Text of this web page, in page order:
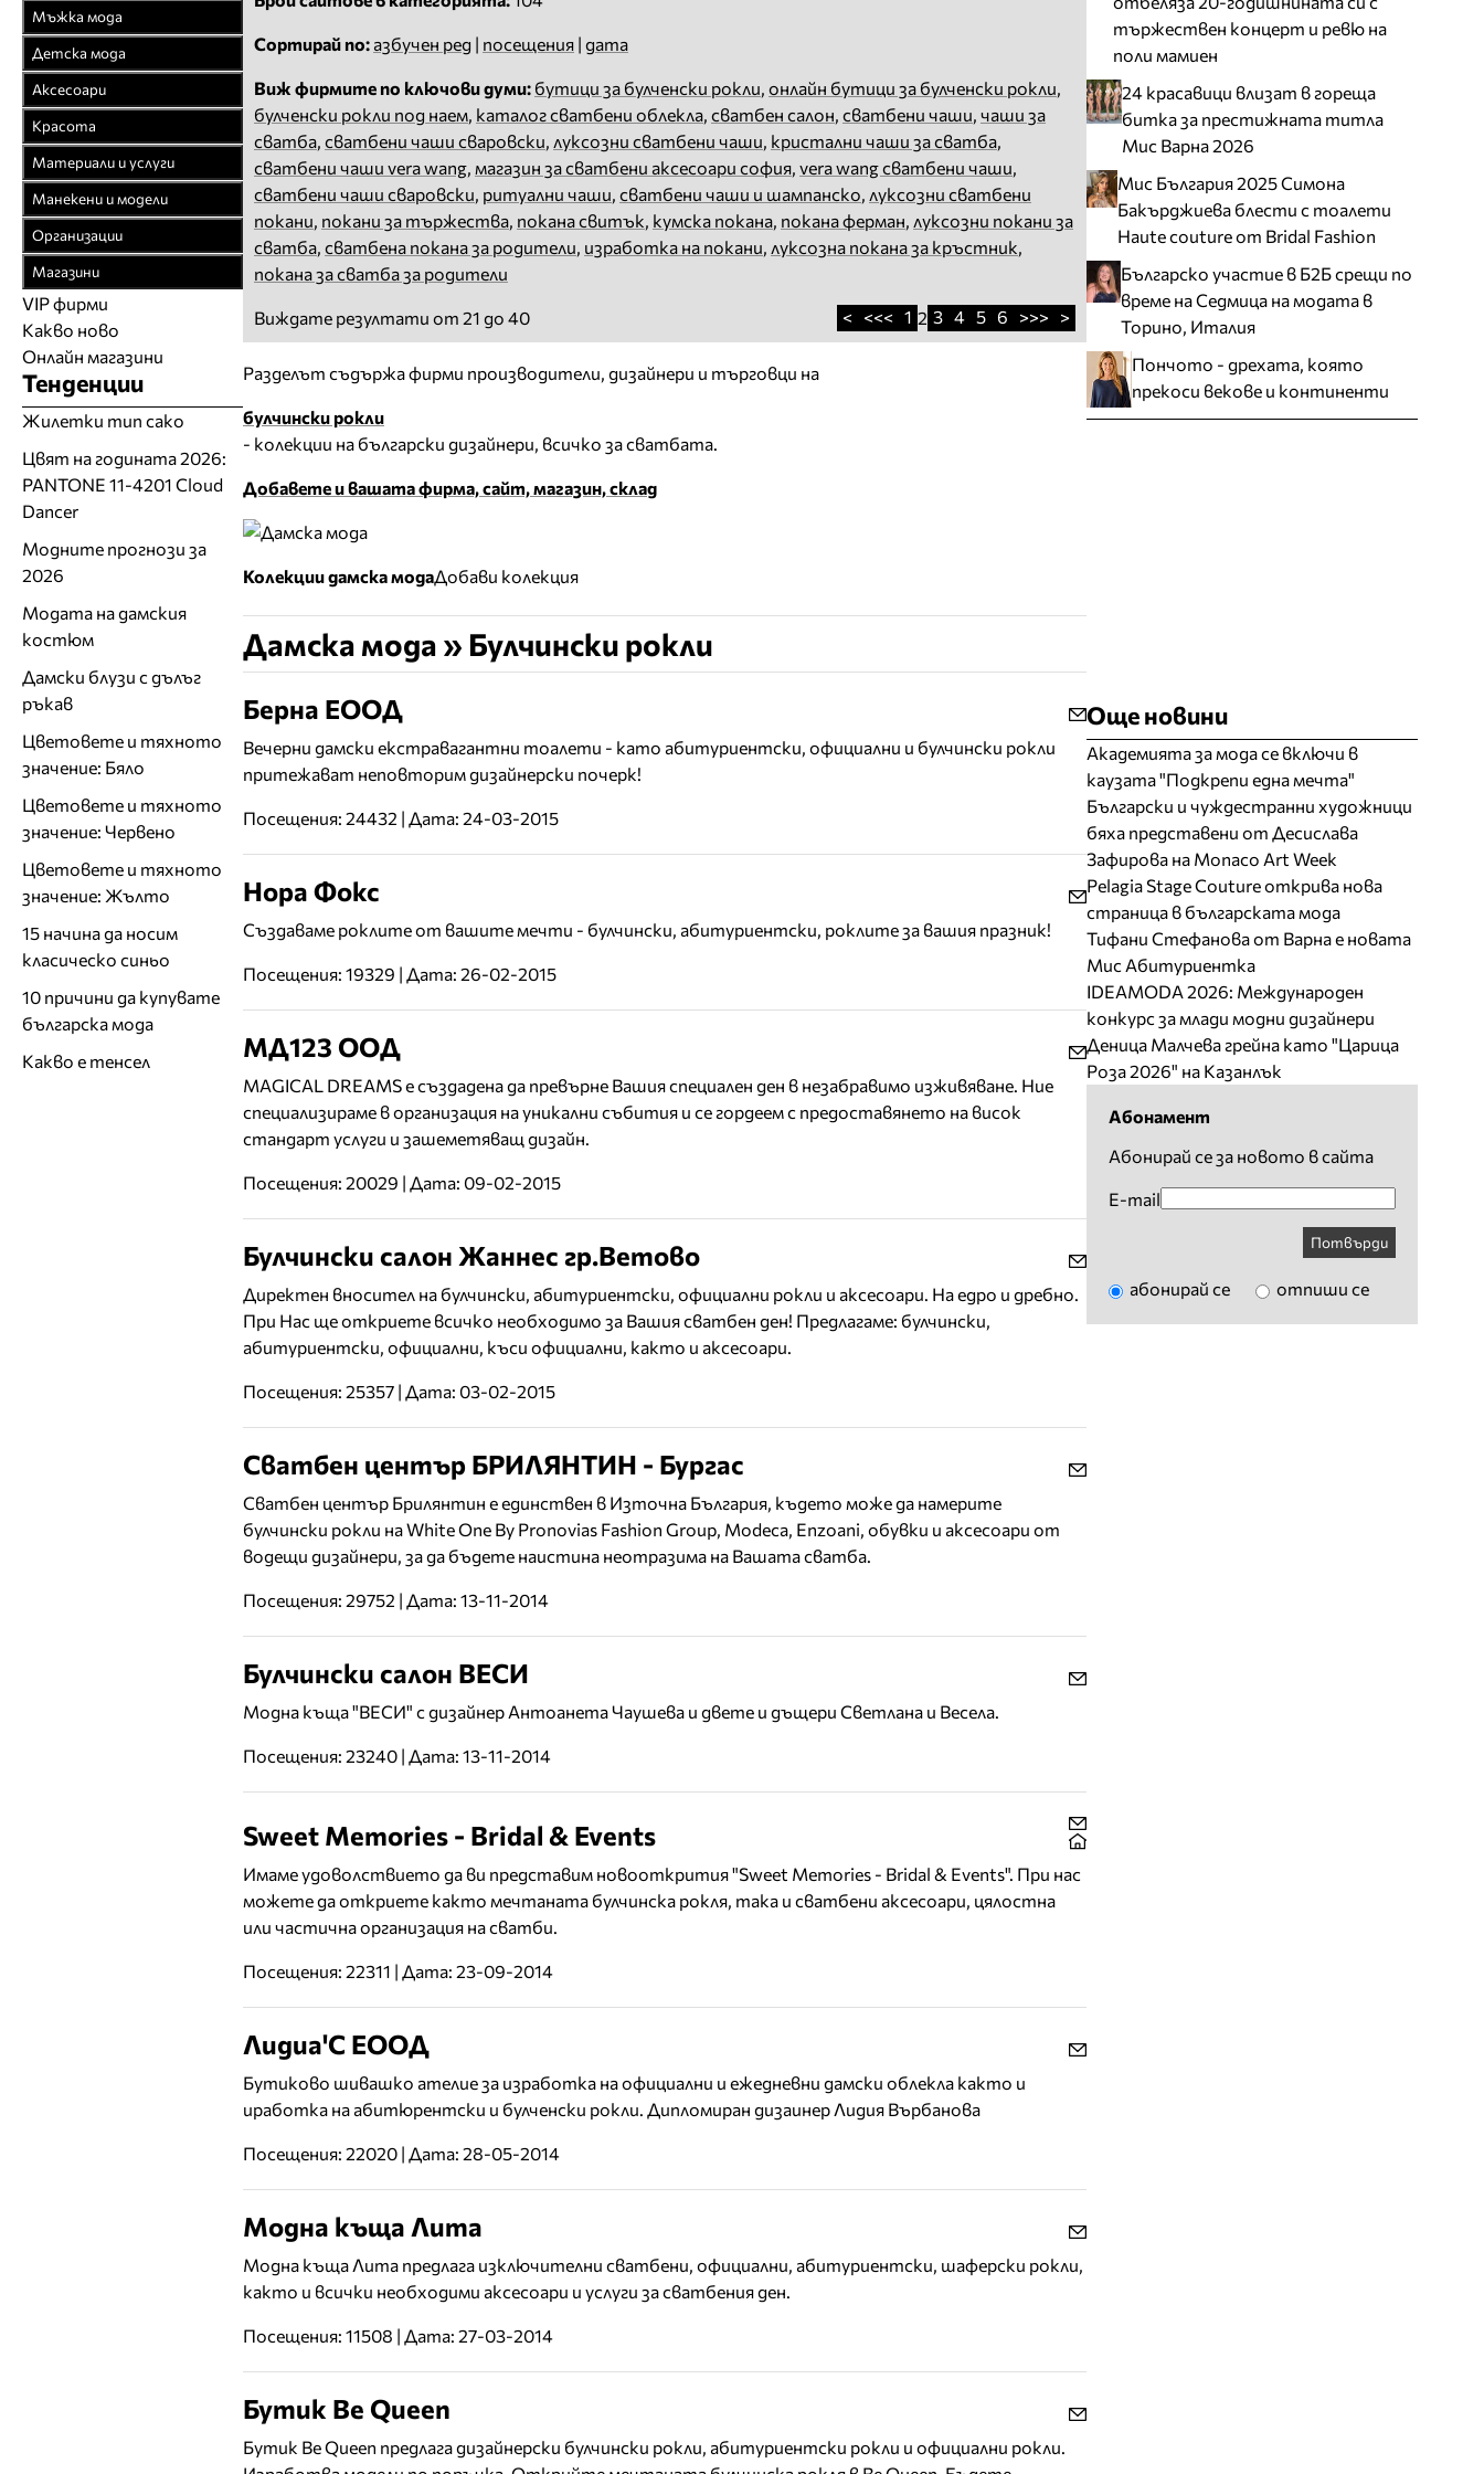
Сортирай по: азбучен ред | посещения | дата
Виж фирмите по ключови думи: бутици за булченски рокли, онлайн бутици за булченски рокли,
булченски рокли под наем, каталог сватбени облекла, сватбен салон, сватбени чаши, чаши за
сватба, сватбени чаши сваровски, луксозни сватбени чаши, кристални чаши за сватба,
сватбени чаши vera wang, магазин за сватбени аксесоари софия, vera wang сватбени чаши,
сватбени чаши сваровски, ритуални чаши, сватбени чаши и шампанско, луксозни сватбени
покани, покани за тържества, покана свитък, кумска покана, покана ферман, луксозни покани за
сватба, сватбена покана за родители, изработка на покани, луксозна покана за кръстник,
покана за сватба за родители
Виждате резултати от 21 до 40 < <<< 1 2 3 4 5 6 >>> >
Разделът съдържа фирми производители, дизайнери и търговци на
булчински рокли
- колекции на български дизайнери, всичко за сватбата.
Добавете и вашата фирма, сайт, магазин, склад
Колекции дамска модаДобави колекция
Дамска мода » Булчински рокли
Берна ЕООД
Вечерни дамски екстравагантни тоалети - като абитуриентски, официални и булчински рокли
притежават неповторим дизайнерски почерк!
Посещения: 24432 | Дата: 24-03-2015
Нора Фокс
Създаваме роклите от вашите мечти - булчински, абитуриентски, роклите за вашия празник!
Посещения: 19329 | Дата: 26-02-2015
МД123 ООД
MAGICAL DREAMS е създадена да превърне Вашия специален ден в незабравимо изживяване. Ние
специализираме в организация на уникални събития и се гордеем с предоставянето на висок
стандарт услуги и зашеметяващ дизайн.
Посещения: 20029 | Дата: 09-02-2015
Булчински сaлон Жаннес гр.Ветово
Директен вносител на булчински, абитуриентски, официални рокли и аксесоари. На едро и дребно.
При Нас ще откриете всичко необходимо за Вашия сватбен ден! Предлагаме: булчински,
абитуриентски, официални, къси официални, както и аксесоари.
Посещения: 25357 | Дата: 03-02-2015
Сватбен център БРИЛЯНТИН - Бургас
Сватбен център Брилянтин е единствен в Източна България, където може да намерите
булчински рокли на White One By Pronovias Fashion Group, Modeca, Enzoani, обувки и аксесоари от
водещи дизайнери, за да бъдете наистина неотразима на Вашата сватба.
Посещения: 29752 | Дата: 13-11-2014
Булчински салон ВЕСИ
Модна къща "ВЕСИ" с дизайнер Антоанета Чаушева и двете и дъщери Светлана и Весела.
Посещения: 23240 | Дата: 13-11-2014
Sweet Memories - Bridal & Events
Имаме удоволствието да ви представим новооткрития "Sweet Memories - Bridal & Events". При нас
можете да откриете както мечтаната булчинска рокля, така и сватбени аксесоари, цялостна
или частична организация на сватби.
Посещения: 22311 | Дата: 23-09-2014
Лидиа'С ЕООД
Бутиково шивашко ателие за изработка на официални и ежедневни дамски облекла както и
иработка на абитюрентски и булченски рокли. Дипломиран дизаинер Лидия Върбанова
Посещения: 22020 | Дата: 28-05-2014
Модна къща Лита
Модна къща Лита предлага изключителни сватбени, официални, абитуриентски, шаферски рокли,
както и всички необходими аксесоари и услуги за сватбения ден.
Посещения: 11508 | Дата: 27-03-2014
Бутик Be Queen
Бутик Be Queen предлага дизайнерски булчински рокли, абитуриентски рокли и официални рокли.
Връхни облекла
Официални облекла
Булчински рокли
Спортни облекла
Плетени облекла
Кожени облекла
Рисувана коприна
Чорапогащи
Бельо
Бански костюми
Модни дизайнери
Бутици
За бъдещи майки
Мъжка мода
Връхни облекла
Официални облекла
Спортни облекла
Дънкови облекла
Кожени облекла
Вратовръзки
Бански
Бельо
Детска мода
Детски дрехи
Бебешки дрехи
Младежки дрехи
Аксесоари
Бижута
Чанти
Колани
Чорапи
Шапки
Часовници
Обувки
Други аксесоари
Красота
Парфюмерия
Козметика
Фризьорство
Салони за красота
Естетична хирургия
Солариуми
Фитнес и здраве
Материали и услуги
Текстил
Спомагателни
материали
Закачалки, щендери
Работа на ишлеме
CAD/CAM услуги
Печат
Оборудване
Други услуги
Манекени и модели
Агенции за модели
Модна фотография
Модели
Организации
Браншови съюзи
Образователни
Модни списания
Сватбени агенции
ТВ предавания
Магазини
Магазини за дрехи
Магазини за обувки
Магазини за aксесоари
VIP фирми
Какво ново
Онлайн магазини
Тенденции
Жилетки тип сако
Цвят на годината 2026:
PANTONE 11-4201 Cloud
Dancer
Модните прогнози за
2026
Модата на дамския
костюм
Дамски блузи с дълъг
ръкав
Цветовете и тяхното
значение: Бяло
Цветовете и тяхното
значение: Червено
Цветовете и тяхното
значение: Жълто
15 начина да носим
класическо синьо
10 причини да купувате
българска мода
Какво е тенсел
тържествен концерт и ревю на
поли мамиен
24 красавици влизат в гореща
битка за престижната титла
Мис Варна 2026
Мис България 2025 Симона
Бакърджиева блести с тоалети
Haute couture от Bridal Fashion
Българско участие в Б2Б срещи по
време на Седмица на модата в
Торино, Италия
Пончото - дрехата, която
прекоси векове и континенти
Още новини
Академията за мода се включи в
каузата "Подкрепи една мечта"
Български и чуждестранни художници
бяха представени от Десислава
Зафирова на Monaco Art Week
Pelagia Stage Couture открива нова
страница в българската мода
Тифани Стефанова от Варна е новата
Мис Абитуриентка
IDEAMODA 2026: Международен
конкурс за млади модни дизайнери
Деница Малчева грейна като "Царица
Роза 2026" на Казанлък
Абонамент
Абонирай се за новото в сайта
E-mail
Потвърди
абонирай се отпиши се